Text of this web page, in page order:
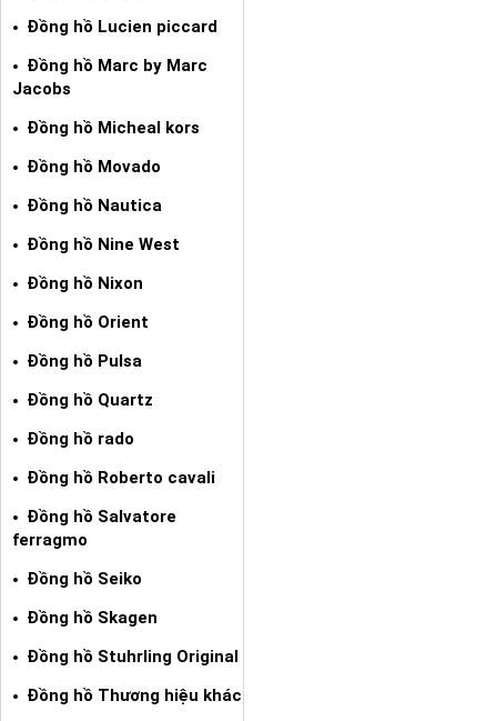
Đồng hồ Lucien piccard
Đồng hồ Marc by Marc
Jacobs
Đồng hồ Micheal kors
Đồng hồ Movado
Đồng hồ Nautica
Đồng hồ Nine West
Đồng hồ Nixon
Đồng hồ Orient
Đồng hồ Pulsa
Đồng hồ Quartz
Đồng hồ rado
Đồng hồ Roberto cavali
Đồng hồ Salvatore
ferragmo
Đồng hồ Seiko
Đồng hồ Skagen
Đồng hồ Stuhrling Original
Đồng hồ Thương hiệu khác